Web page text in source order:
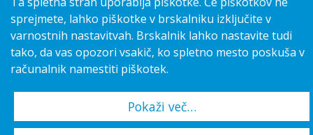
Cookies
Copyright 2026 HL Display AB. All rights reserved.
sprejmete, lahko piškotke v brskalniku izključite v
varnostnih nastavitvah. Brskalnik lahko nastavite tudi
tako, da vas opozori vsakič, ko spletno mesto poskuša v
računalnik namestiti piškotek.
Pokaži več…